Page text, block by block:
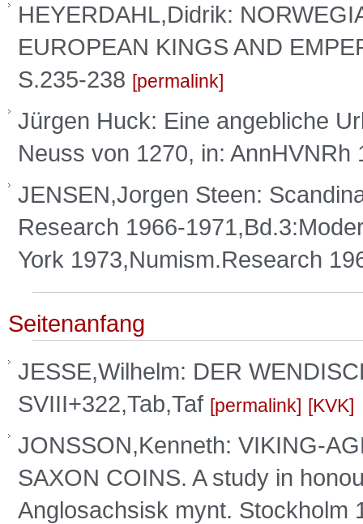
HEYERDAHL,Didrik:
EUROPEAN KINGS AND
S.235-238 permalink
Jürgen Huck: Eine angebliche
Neuss von 1270, in:
JENSEN,Jorgen Steen:
Research 1966-
York 1973,Numism.Research
Seitenanfang
JESSE,Wilhelm: DER
SVIII+322,Tab,Taf permalink KVK
JONSSON,Kenneth: VIKING-
SAXON COINS. A study in
Anglosachsisk mynt. Stockholm